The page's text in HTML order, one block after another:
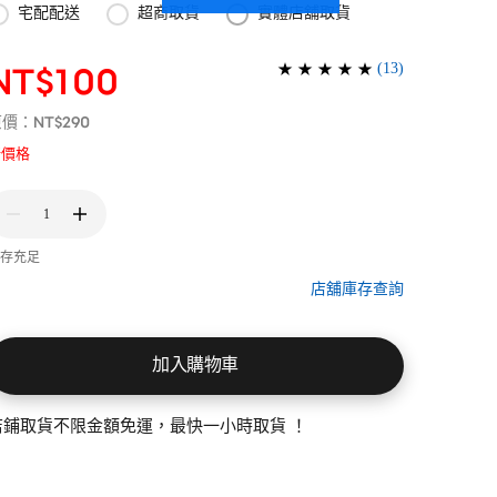
宅配配送 超商取貨 實體店舖取貨
(13)
： NT$290
格
1
充足
店舖庫存查詢
加入購物車
鋪取貨不限金額免運，最快一小時取貨 ！